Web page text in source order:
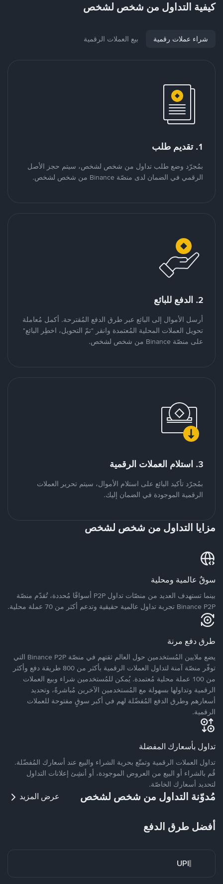
كيفية التداول من شخص لشخص
شراء عملات رقمية بيع العملات الرقمية
1. تقديم طلب
بمُجرّد وضع طلب تداول من شخص لشخص، سيتم حجز الأصل
الرقمي في الضمان لدى منصّة Binance من شخص لشخص.
2. الدفع للبائع
أرسل الأموال إلى البائع عبر طرق الدفع المُقترحة. أكمل مُعاملة
تحويل العملات المحلية المُعتمدة وانقر "تمّ التحويل، اخطِر البائع"
على منصّة Binance من شخص لشخص.
3. استلام العملات الرقمية
بمُجرّد تأكيد البائع على استلام الأموال، سيتم تحرير العملات
الرقمية الموجودة في الضمان إليك.
مزايا التداول من شخص لشخص
سوقٌ عالمية ومحلية
بينما تستهدف العديد من منصّات تداول P2P أسواقًا مُحددة، تُقدّم منصّة
Binance P2P تجربة تداول عالمية حقيقية وتدعم أكثر من 70 عملة محلية.
طرق دفع مرنة
يضع ملايين المُستخدمين حول العالم ثقتهم في منصّة Binance P2P التي
توفّر منصّة آمنة لتداول العملات الرقمية بأكثر من 800 طريقة دفع وأكثر
من 100 عملة محلية مُعتمدة. يُمكن للمُستخدمين شراء وبيع العملات
الرقمية وتداولها بسهولة مع المُستخدمين الآخرين مُباشرةً، وتحديد
أسعارهم وطرق الدفع المُفضّلة لهم في أكبر سوقٍ مفتوحة للعملات
الرقمية.
تداول بأسعارك المفضلة
تداول العملات الرقمية وتمتّع بحرية الشراء والبيع عند أسعارك المُفضّلة.
قُم بالشراء أو البيع من العروض الموجودة، أو أنشِئ إعلانات التداول
لتحديد أسعارك الخاصّة.
مُدوّنة التداول من شخص لشخص عرض المزيد
أفضل طرق الدفع
UPI